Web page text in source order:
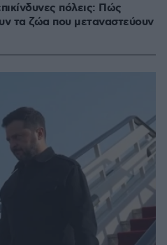
πόλεις: Πώς
τα ζώα που μεταναστεύουν